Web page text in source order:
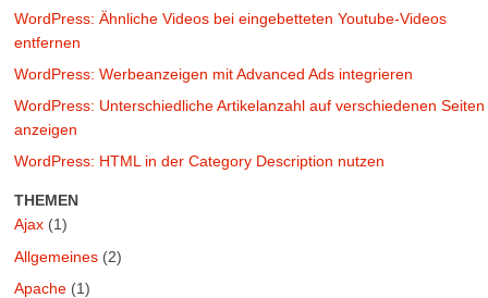
WordPress: Ähnliche Videos bei eingebetteten Youtube-Videos
entfernen
WordPress: Werbeanzeigen mit Advanced Ads integrieren
WordPress: Unterschiedliche Artikelanzahl auf verschiedenen Seiten
anzeigen
WordPress: HTML in der Category Description nutzen
THEMEN
Ajax (1)
Allgemeines (2)
Apache (1)